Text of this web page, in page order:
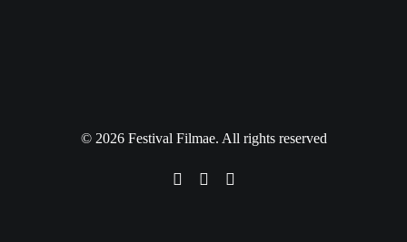
© 2026 Festival Filmae. All rights reserved